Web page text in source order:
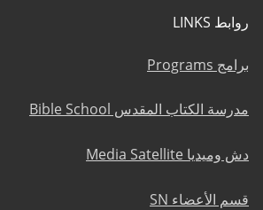
روابط LINKS
برامج Programs
مدرسة الكتاب المقدس Bible School
دش وميديا Media Satellite
قسم الأعضاء SN